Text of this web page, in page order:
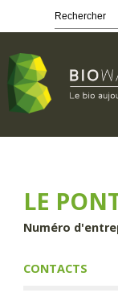
principal
LE
Numéro
CONTACTS